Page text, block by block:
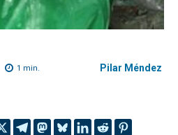
1 min. Pilar Méndez